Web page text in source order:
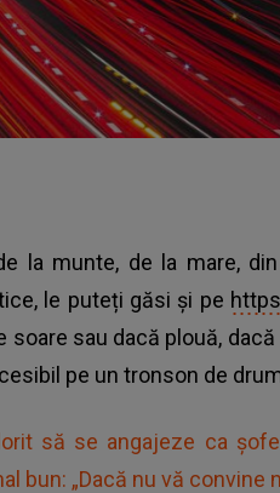
la munte, de la mare,
le puteți găsi și pe
soare sau dacă plouă,
pe un tronson de
să se angajeze ca
bun: „Dacă nu vă convine